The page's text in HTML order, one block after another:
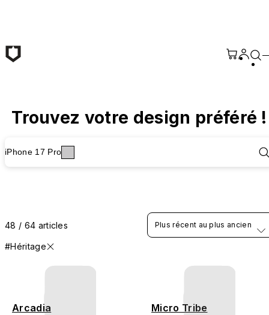
Trouvez votre design préféré !
iPhone 17 Pro
48 / 64 articles
#Héritage
Plus récent au plus ancien
Arcadia Micro Tribe